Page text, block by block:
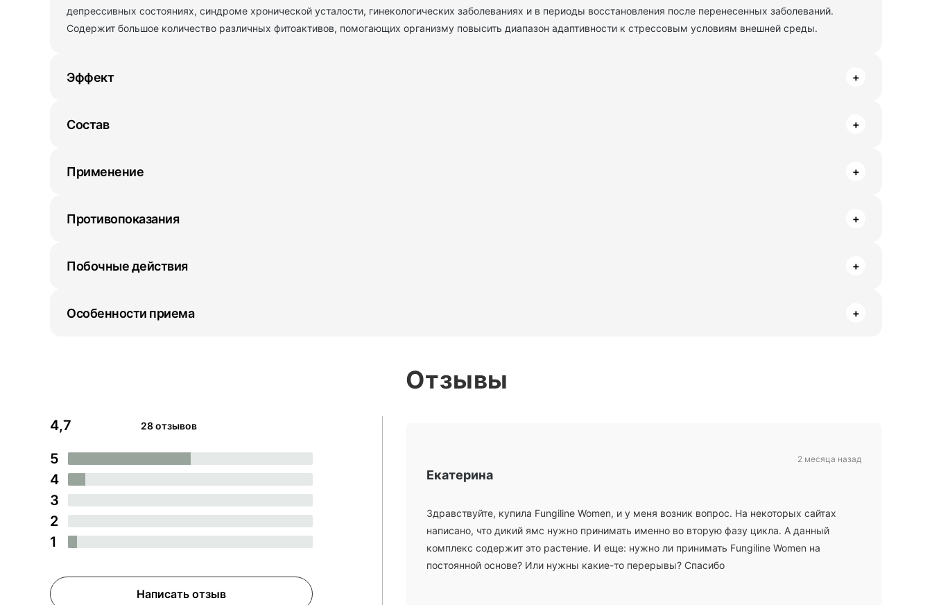
депрессивных состояниях, синдроме хронической усталости, гинекологических заболеваниях и в периоды восстановления после перенесенных заболеваний.
Содержит большое количество различных фитоактивов, помогающих организму повысить диапазон адаптивности к стрессовым условиям внешней среды.
Эффект +
Состав +
Применение +
Противопоказания +
Побочные действия +
Особенности приема +
4,7 28 отзывов
5
4
3
2
1
Написать отзыв
Отзывы
Екатерина
Здравствуйте, купила Fungiline Women, и у меня возник вопрос. На некоторых сайтах
написано, что дикий ямс нужно принимать именно во вторую фазу цикла. А данный
комплекс содержит это растение. И еще: нужно ли принимать Fungiline Women на
постоянной основе? Или нужны какие-то перерывы? Спасибо
2 месяца назад